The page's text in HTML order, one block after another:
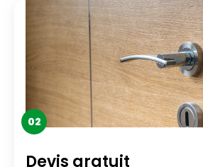
02
Devis gratuit